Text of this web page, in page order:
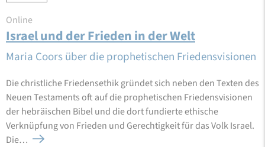
Online
Israel und der Frieden in der Welt
Maria Coors über die prophetischen Friedensvisionen
Die christliche Friedensethik gründet sich neben den Texten des
Neuen Testaments oft auf die prophetischen Friedensvisionen
der hebräischen Bibel und die dort fundierte ethische
Verknüpfung von Frieden und Gerechtigkeit für das Volk Israel.
Die…